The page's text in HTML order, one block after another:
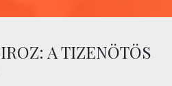
A TIZENÖTÖS